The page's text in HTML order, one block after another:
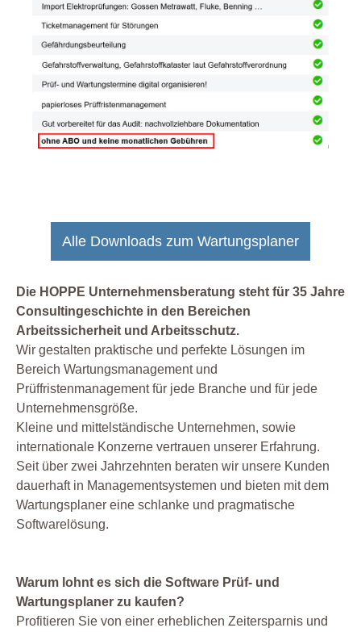
Alle Downloads zum Wartungsplaner
Die HOPPE Unternehmensberatung steht für 35 Jahre
Consultingeschichte in den Bereichen
Arbeitssicherheit und Arbeitsschutz.
Wir gestalten praktische und perfekte Lösungen im
Bereich Wartungsmanagement und
Prüffristenmanagement für jede Branche und für jede
Unternehmensgröße.
Kleine und mittelständische Unternehmen, sowie
internationale Konzerne vertrauen unserer Erfahrung.
Seit über zwei Jahrzehnten beraten wir unsere Kunden
dauerhaft in Managementsystemen und bieten mit dem
Wartungsplaner eine schlanke und pragmatische
Softwarelösung.
Warum lohnt es sich die Software Prüf- und
Wartungsplaner zu kaufen?
Profitieren Sie von einer erheblichen Zeitersparnis und